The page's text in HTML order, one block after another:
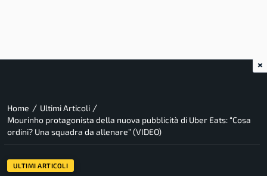
Home / Ultimi Articoli /
Mourinho protagonista della nuova pubblicità di Uber Eats: “Cosa
ordini? Una squadra da allenare” (VIDEO)
ULTIMI ARTICOLI
×